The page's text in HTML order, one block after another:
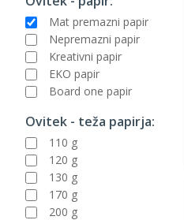
Mat premazni papir
Nepremazni papir
Kreativni papir
EKO papir
Board one papir
Ovitek - teža papirja:
110 g
120 g
130 g
170 g
200 g